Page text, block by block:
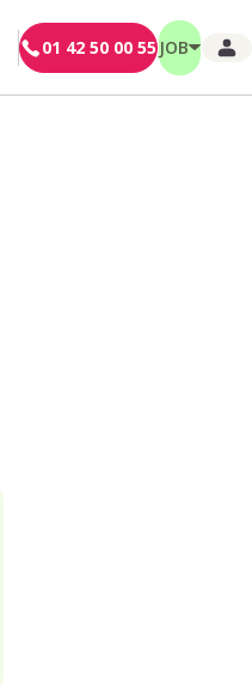
01 42 50 00 55 JOB